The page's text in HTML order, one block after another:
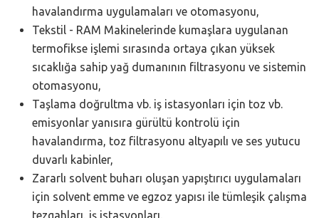
havalandırma uygulamaları ve otomasyonu,
Tekstil - RAM Makinelerinde kumaşlara uygulanan
termofikse işlemi sırasında ortaya çıkan yüksek
sıcaklığa sahip yağ dumanının filtrasyonu ve sistemin
otomasyonu,
Taşlama doğrultma vb. iş istasyonları için toz vb.
emisyonlar yanısıra gürültü kontrolü için
havalandırma, toz filtrasyonu altyapılı ve ses yutucu
duvarlı kabinler,
Zararlı solvent buharı oluşan yapıştırıcı uygulamaları
için solvent emme ve egzoz yapısı ile tümleşik çalışma
tezgahları, iş istasyonları,